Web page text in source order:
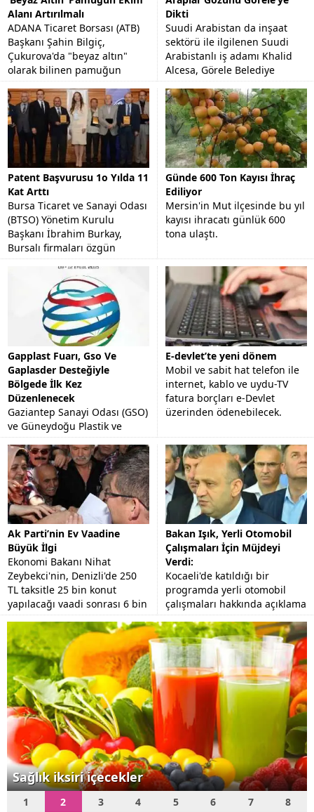
Alanı Artırılmalı
ADANA Ticaret Borsası (ATB)
Başkanı Şahin Bilgiç,
Çukurova'da "beyaz altın"
olarak bilinen pamuğun
stratejik bir ürün olduğunu
ve ekim alanının arttırılması...
Dikti
Suudi Arabistan da inşaat
sektörü ile ilgilenen Suudi
Arabistanlı iş adamı Khalid
Alcesa, Görele Belediye
Başkanı Tolga Erener'i
makamında ziyaret etti.
Patent Başvurusu 1o Yılda 11
Kat Arttı
Bursa Ticaret ve Sanayi Odası
(BTSO) Yönetim Kurulu
Başkanı İbrahim Burkay,
Bursalı firmaları özgün
tasarımlara yönlendirmeyi
hedeflediklerini söyledi.
Günde 600 Ton Kayısı İhraç
Ediliyor
Mersin'in Mut ilçesinde bu yıl
kayısı ihracatı günlük 600
tona ulaştı.
Gapplast Fuarı, Gso Ve
Gaplasder Desteğiyle
Bölgede İlk Kez
Düzenlenecek
Gaziantep Sanayi Odası (GSO)
ve Güneydoğu Plastik ve
Kimya Sanayicileri
Derneği'nin (GAPLASDER)
desteğiyle AKORT Fuarcılık
tarafından organize edilecek
"Plastik,...
E-devlet’te yeni dönem
Mobil ve sabit hat telefon ile
internet, kablo ve uydu-TV
fatura borçları e-Devlet
üzerinden ödenebilecek.
Ak Parti’nin Ev Vaadine
Büyük İlgi
Ekonomi Bakanı Nihat
Zeybekci'nin, Denizli'de 250
TL taksitle 25 bin konut
yapılacağı vaadi sonrası 6 bin
kişi başvuru yaptı.
Bakan Işık, Yerli Otomobil
Çalışmaları İçin Müjdeyi
Verdi:
Kocaeli'de katıldığı bir
programda yerli otomobil
çalışmaları hakkında açıklama
yapan Bilim Sanayi ve
Teknoloji Bakanı Fikri Işık,
"Özellikle menzili...
Sağlık iksiri içecekler
1 2 3 4 5 6 7 8